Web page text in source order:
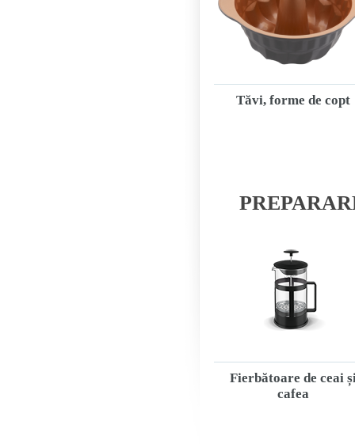
Tăvi, forme de copt
Fierbătoare de ceai
cafea